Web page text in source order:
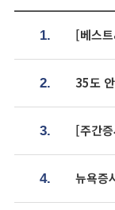
1. [베스
2. 35도
3. [주간
4. 뉴욕증